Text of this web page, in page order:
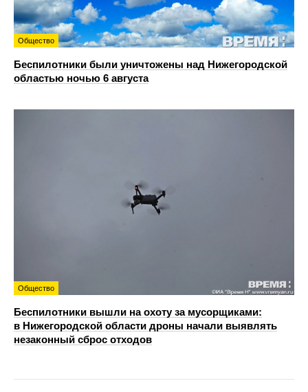
Общество
Беспилотники были уничтожены над Нижегородской
областью ночью 6 августа
Общество
Беспилотники вышли на охоту за мусорщиками:
в Нижегородской области дроны начали выявлять
незаконный сброс отходов